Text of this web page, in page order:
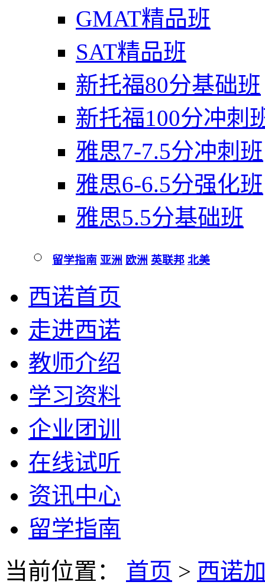
GMAT精品班
SAT精品班
新托福80分基础班
新托福100分冲刺
雅思7-7.5分冲刺班
雅思6-6.5分强化班
雅思5.5分基础班
留学指南 亚洲 欧洲 英联邦 北美
西诺首页
走进西诺
教师介绍
学习资料
企业团训
在线试听
资讯中心
留学指南
当前位置：
首页 > 西诺